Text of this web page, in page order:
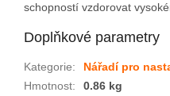
schopností vzdorovat
Doplňkové parametry
Kategorie:
Nářadí pro
Hmotnost:
0.86 kg